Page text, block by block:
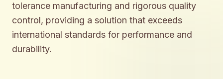
tolerance manufacturing and rigorous quality
control, providing a solution that exceeds
international standards for performance and
durability.